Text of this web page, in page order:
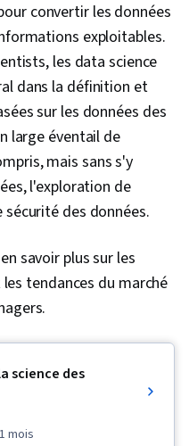
convertir les données
exploitables.
les data science
dans la définition et
sur les données des
large éventail de
mais sans s'y
l'exploration de
des données.
savoir plus sur les
tendances du marché
science des
1 mois